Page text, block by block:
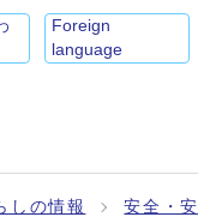
Foreign
language
しの情報 安全・